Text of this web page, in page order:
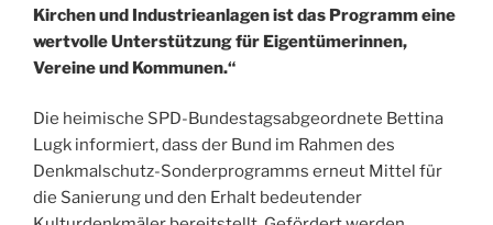
Kirchen und Industrieanlagen ist das Programm eine
wertvolle Unterstützung für Eigentümerinnen,
Vereine und Kommunen.“
Die heimische SPD-Bundestagsabgeordnete Bettina
Lugk informiert, dass der Bund im Rahmen des
Denkmalschutz-Sonderprogramms erneut Mittel für
die Sanierung und den Erhalt bedeutender